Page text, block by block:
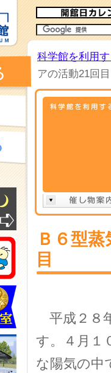
科学館を利用
アの活動21回目
Ｂ６型
目
平成２８
す。４月１
な陽気の中